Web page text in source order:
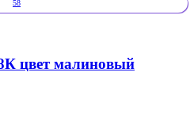
58
цвет малиновый